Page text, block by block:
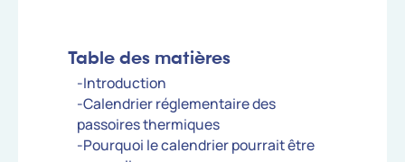
Table des matières
-Introduction
-Calendrier réglementaire des
passoires thermiques
-Pourquoi le calendrier pourrait être